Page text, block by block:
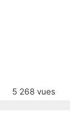
5 268 vues